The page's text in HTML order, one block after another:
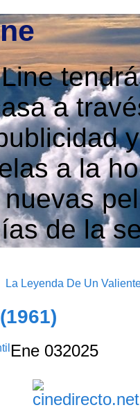
a
a la
de la
La Leyenda De Un
Ene 032025